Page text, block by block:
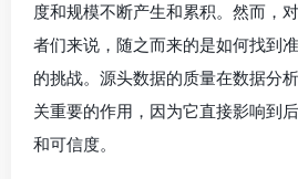
度和规模不断产生和累积。然而，
者们来说，随之而来的是如何找到
的挑战。源头数据的质量在数据分
关重要的作用，因为它直接影响到
和可信度。